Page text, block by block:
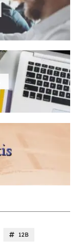
12B